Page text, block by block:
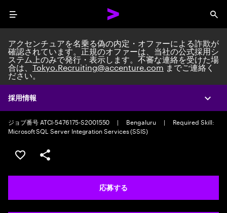
Menu
採用情報
アクセンチュアを名乗る偽の内定・オファーによる詐欺が
確認されています。正規のオファーは、当社の公式採用シ
ステム上のみで発行・表示します。不審な連絡を受けた場
合は、Tokyo.Recruiting@accenture.comまでご連絡く
ださい。
Custom Software Engineer
Custom Software Engineering Associate Manager
ジョブ番号 ATCI-5476175-S2001550
| Bengaluru |
Required Skill:
Microsoft SQL Server Integration Services (SSIS)
ポジションを保存する 【首都圏エリア】契約社員（給
シェア
応募する